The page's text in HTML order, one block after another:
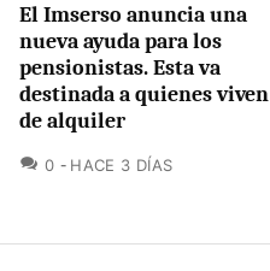
El Imserso anuncia una
nueva ayuda para los
pensionistas. Esta va
destinada a quienes viven
de alquiler
0 COMENTARIOS
HACE 3 DÍAS